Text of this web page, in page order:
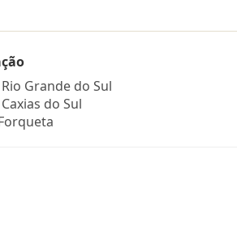
Rio Grande do Sul
Caxias do Sul